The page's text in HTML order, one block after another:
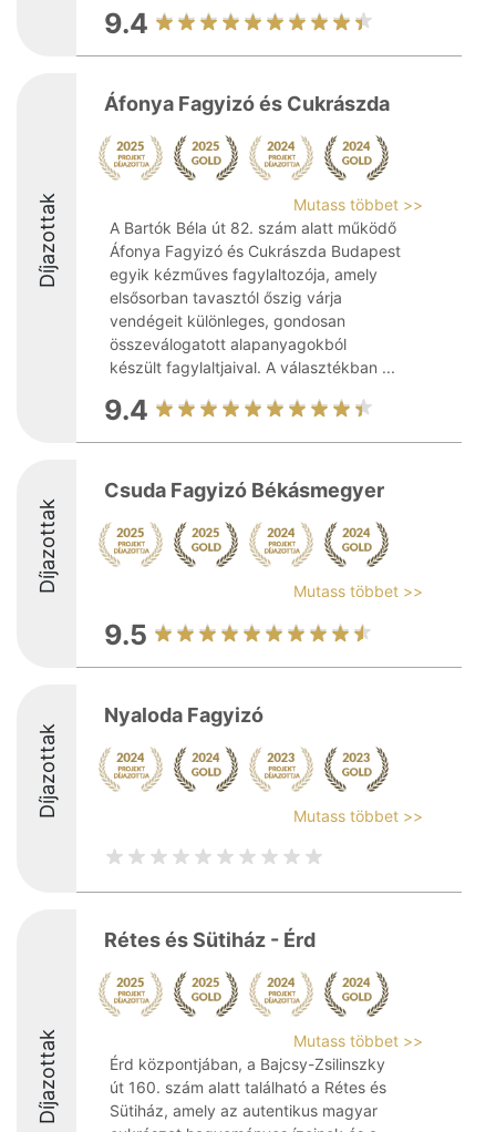
9.4
Díjazottak
Áfonya Fagyizó és Cukrászda
Mutass többet >>
A Bartók Béla út 82. szám alatt működő
Áfonya Fagyizó és Cukrászda Budapest
egyik kézműves fagylaltozója, amely
elsősorban tavasztól őszig várja
vendégeit különleges, gondosan
összeválogatott alapanyagokból
készült fagylaltjaival. A választékban ...
9.4
Díjazottak
Csuda Fagyizó Békásmegyer
Mutass többet >>
9.5
Díjazottak
Nyaloda Fagyizó
Mutass többet >>
Díjazottak
Rétes és Sütiház - Érd
Mutass többet >>
Érd központjában, a Bajcsy-Zsilinszky
út 160. szám alatt található a Rétes és
Sütiház, amely az autentikus magyar